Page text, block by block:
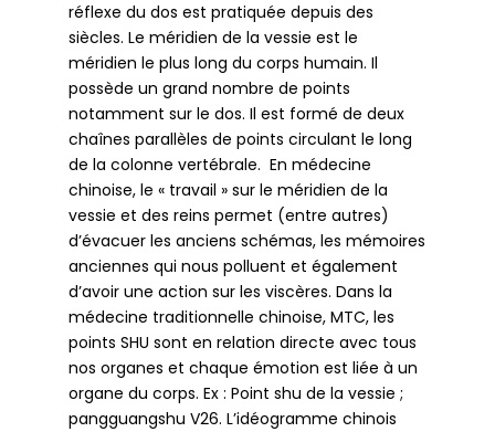
réflexe du dos est pratiquée depuis des
siècles. Le méridien de la vessie est le
méridien le plus long du corps humain. Il
possède un grand nombre de points
notamment sur le dos. Il est formé de deux
chaînes parallèles de points circulant le long
de la colonne vertébrale. En médecine
chinoise, le « travail » sur le méridien de la
vessie et des reins permet (entre autres)
d’évacuer les anciens schémas, les mémoires
anciennes qui nous polluent et également
d’avoir une action sur les viscères. Dans la
médecine traditionnelle chinoise, MTC, les
points SHU sont en relation directe avec tous
nos organes et chaque émotion est liée à un
organe du corps. Ex : Point shu de la vessie ;
pangguangshu V26. L’idéogramme chinois